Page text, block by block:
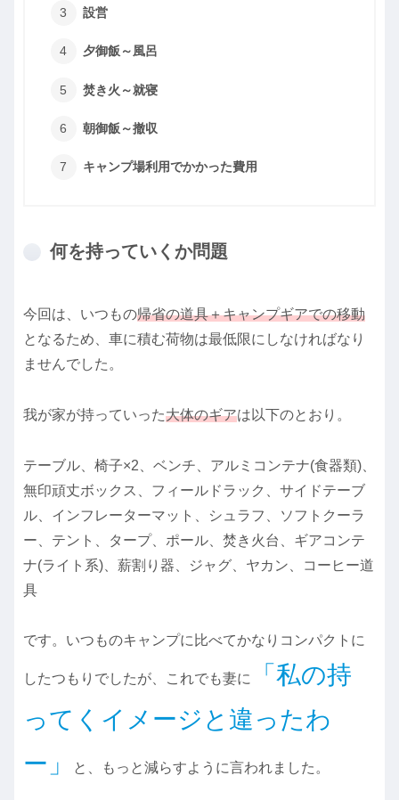
設営
夕御飯～風呂
焚き火～就寝
朝御飯～撤収
キャンプ場利用でかかった費用
何を持っていくか問題
今回は、いつもの帰省の道具＋キャンプギアでの移動
となるため、車に積む荷物は最低限にしなければなり
ませんでした。
我が家が持っていった大体のギアは以下のとおり。
テーブル、椅子×2、ベンチ、アルミコンテナ(食器類)、
無印頑丈ボックス、フィールドラック、サイドテーブ
ル、インフレーターマット、シュラフ、ソフトクーラ
ー、テント、タープ、ポール、焚き火台、ギアコンテ
ナ(ライト系)、薪割り器、ジャグ、ヤカン、コーヒー道
具
です。いつものキャンプに比べてかなりコンパクトに
したつもりでしたが、これでも妻に
「私の持
ってくイメージと違ったわ
ー」
と、もっと減らすように言われました。